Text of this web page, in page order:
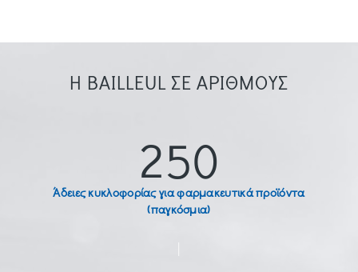
Η BAILLEUL ΣΕ ΑΡΙΘΜΟΥΣ
250
Άδειες κυκλοφορίας για φαρμακευτικά προϊόντα
(παγκόσμια)